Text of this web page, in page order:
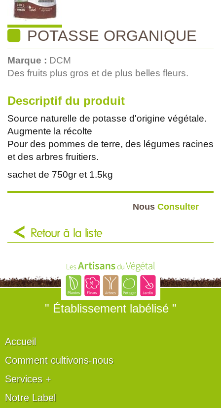
POTASSE ORGANIQUE
Marque : DCM
Des fruits plus gros et de plus belles fleurs.
Descriptif du produit
Source naturelle de potasse d'origine végétale.
Augmente la récolte
Pour des pommes de terre, des légumes racines
et des arbres fruitiers.
sachet de 750gr et 1.5kg
Nous Consulter
Retour à la liste
" Établissement labélisé "
Accueil
Comment cultivons-nous
Services +
Notre Label